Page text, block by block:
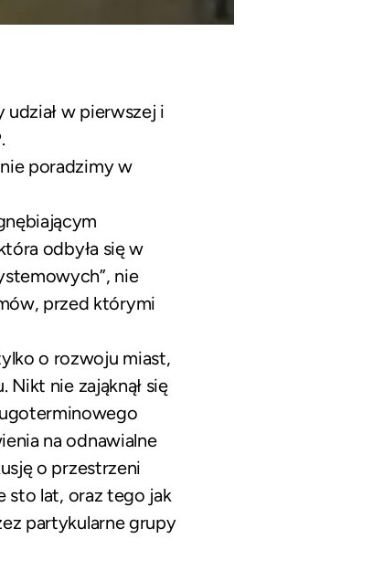
w pierwszej i
poradzimy w
odbyła się w
nie
przed którymi
o rozwoju miast,
Nikt nie zająknął się
na odnawialne
o przestrzeni
sto lat, oraz tego jak
partykularne grupy